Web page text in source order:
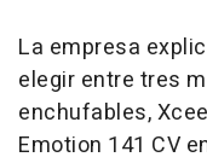
La empresa
elegir entre tres
enchufables,
Emotion 141 CV